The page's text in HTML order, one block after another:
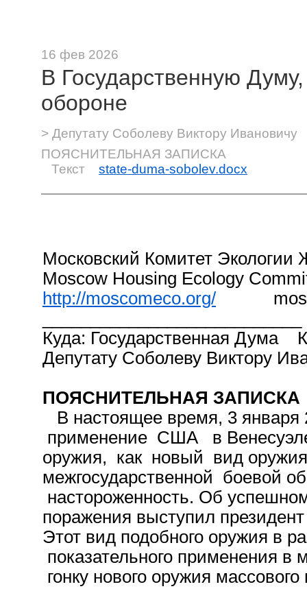
16 фев 2026
В Государственную
обороне
> Депутату Соболеву Виктору Ивановичу
ПОЯСНИТЕЛЬНАЯ ЗАПИСКА
Текст state-duma-sobolev.docx
Московский Комитет
Moscow Housing Ecology
http://moscomeco.org/
Куда: Государственная Дума
Депутату Соболеву Виктору
ПОЯСНИТЕЛЬНАЯ ЗАПИСКА
В настоящее время, 3 января
применение США в Венесуэле
оружия, как новый вид
межгосударственной боевой
настороженность. Об
поражения выступил
Этот вид подобного оружия в
показательного применения
гонку нового оружия